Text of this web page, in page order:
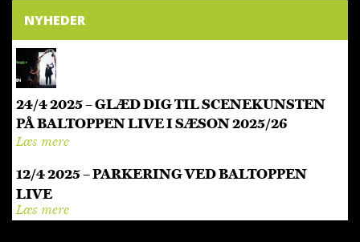
NYHEDER
24/4 2025 – GLÆD DIG TIL SCENEKUNSTEN
PÅ BALTOPPEN LIVE I SÆSON 2025/26
Læs mere
12/4 2025 – PARKERING VED BALTOPPEN
LIVE
Læs mere